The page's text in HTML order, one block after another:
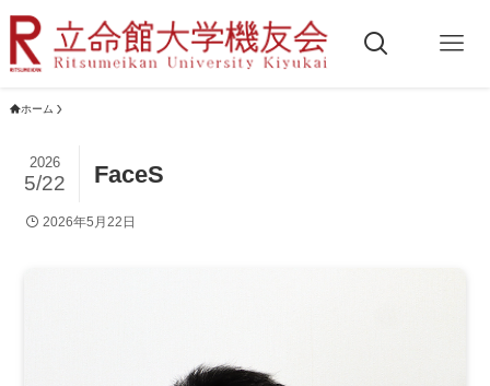
ホーム
FaceS
2026
5/22
2026年5月22日